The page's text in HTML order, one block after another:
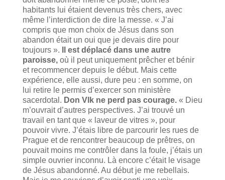
habitants lui étaient devenus très chers, avec
même l’interdiction de dire la messe. « J’ai
compris que mon choix de Jésus dans son
abandon était un oui que je devais dire pour
toujours ».
Il est déplacé dans une autre
paroisse,où il peut uniquement prêcher et bénir
et recommencer depuis le début. Mais cette
expérience, elle aussi, dure peu : en somme, on
lui retire le permis d’exercer son ministère
sacerdotal. Don Vlk ne perd pas courage. « Dieu
m’ouvrait d’autres perspectives. J’ai trouvé un
travail en tant que « laveur de vitres », pour
pouvoir vivre. J’étais libre de parcourir les rues de
Prague et de rencontrer beaucoup de prêtres, on
pouvait moins me contrôler dans la foule, j’étais un
simple ouvrier inconnu. Là encore c’était le visage
de Jésus abandonné. Au début je me rebellais.